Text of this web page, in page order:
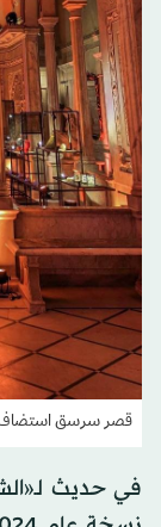
قصر سرسق استضاف
في حديث